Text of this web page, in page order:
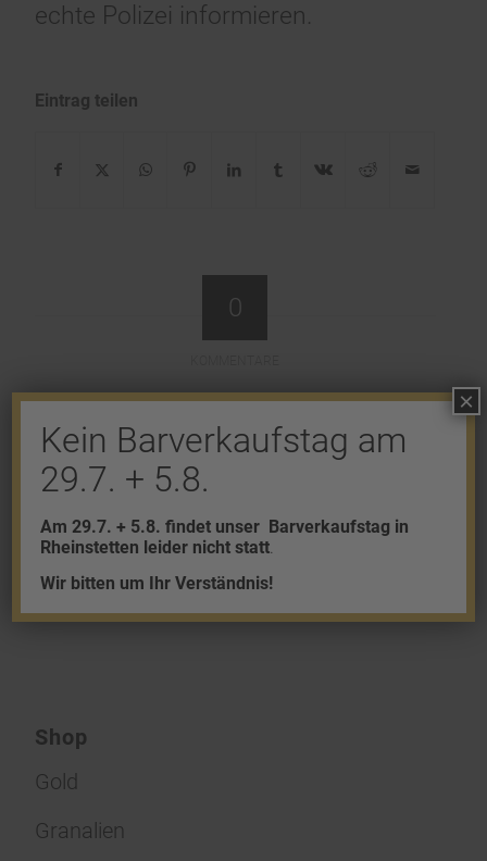
echte Polizei informieren.
Eintrag teilen
0
Hinterlasse einen Kommentar
An der Diskussion beteiligen?
Hinterlasse uns deinen Kommentar!
Du musstangemeldetsein, um einen
Shop
Gold
Granalien
Kein Barverkaufstag am
29.7. + 5.8.
Am 29.7. + 5.8. findet unser Barverkaufstag in
Rheinstetten leider nicht statt.
Wir bitten um Ihr Verständnis!
×